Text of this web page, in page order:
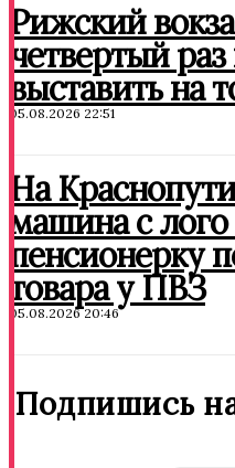
Рижский
четвертый
выставить на
05.08.2026 22:51
На
машина с
пенсионерку
товара у ПВЗ
05.08.2026 20:46
Подпишись